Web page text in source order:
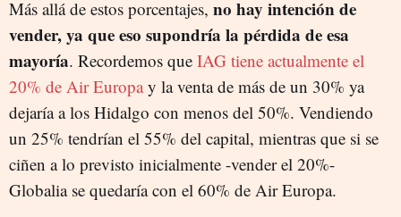
Más allá de estos porcentajes, no hay intención de
vender, ya que eso supondría la pérdida de esa
mayoría. Recordemos que IAG tiene actualmente el
20% de Air Europay la venta de más de un 30% ya
dejaría a los Hidalgo con menos del 50%. Vendiendo
un 25% tendrían el 55% del capital, mientras que si se
ciñen a lo previsto inicialmente -vender el 20%-
Globalia se quedaría con el 60% de Air Europa.